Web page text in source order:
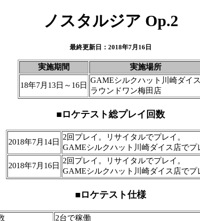
ノスタルジア Op.2
最終更新日：2018年7月16日
実施期間 実施場所
18年7月13日～16日
GAMEシルクハット川崎ダイス
ラウンドワン梅田店
■ロケテスト総プレイ回数
2018年7月14日
2回プレイ。リサイタルでプレイ。
GAMEシルクハット川崎ダイス店でプ
2018年7月16日
2回プレイ。リサイタルでプレイ。
GAMEシルクハット川崎ダイス店でプ
■ロケテスト仕様
2台で稼働